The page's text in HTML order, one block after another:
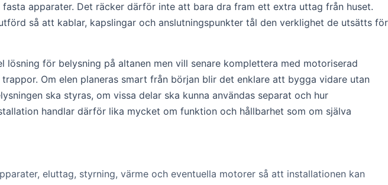
apparater. Det räcker därför inte att bara dra fram ett extra uttag från huset.
så att kablar, kapslingar och anslutningspunkter tål den verklighet de utsätts för
för belysning på altanen men vill senare komplettera med motoriserad
Om elen planeras smart från början blir det enklare att bygga vidare utan
ska styras, om vissa delar ska kunna användas separat och hur
handlar därför lika mycket om funktion och hållbarhet som om själva
eluttag, styrning, värme och eventuella motorer så att installationen kan